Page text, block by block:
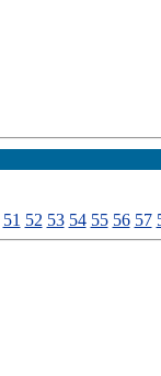
51 52 53 54 55 56 57